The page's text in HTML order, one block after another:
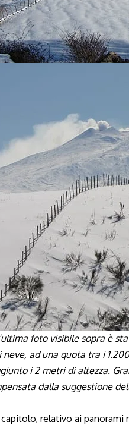
foto visibile sopra è
neve, ad una quota tra i 1.200
i 2 metri di altezza.
dalla suggestione
relativo ai